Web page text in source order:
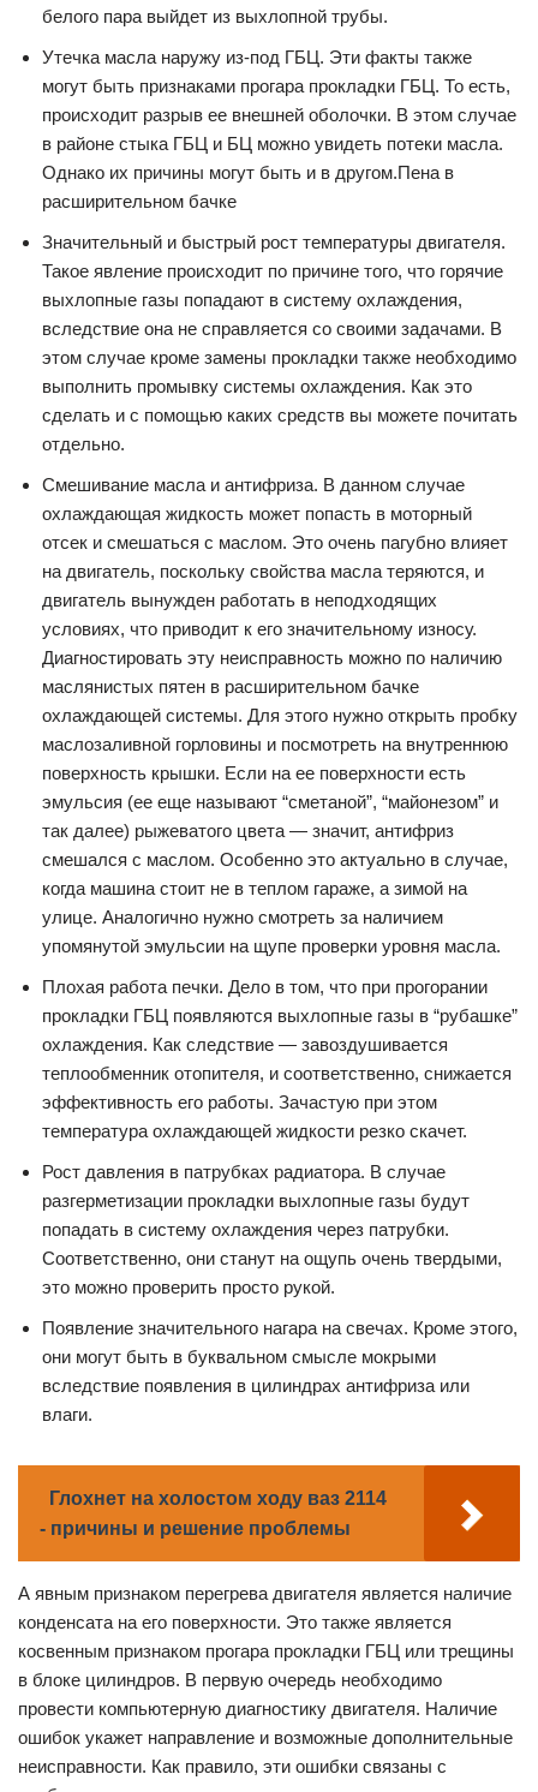
белого пара выйдет из выхлопной трубы.
Утечка масла наружу из-под ГБЦ. Эти факты также
могут быть признаками прогара прокладки ГБЦ. То есть,
происходит разрыв ее внешней оболочки. В этом случае
в районе стыка ГБЦ и БЦ можно увидеть потеки масла.
Однако их причины могут быть и в другом.Пена в
расширительном бачке
Значительный и быстрый рост температуры двигателя.
Такое явление происходит по причине того, что горячие
выхлопные газы попадают в систему охлаждения,
вследствие она не справляется со своими задачами. В
этом случае кроме замены прокладки также необходимо
выполнить промывку системы охлаждения. Как это
сделать и с помощью каких средств вы можете почитать
отдельно.
Смешивание масла и антифриза. В данном случае
охлаждающая жидкость может попасть в моторный
отсек и смешаться с маслом. Это очень пагубно влияет
на двигатель, поскольку свойства масла теряются, и
двигатель вынужден работать в неподходящих
условиях, что приводит к его значительному износу.
Диагностировать эту неисправность можно по наличию
маслянистых пятен в расширительном бачке
охлаждающей системы. Для этого нужно открыть пробку
маслозаливной горловины и посмотреть на внутреннюю
поверхность крышки. Если на ее поверхности есть
эмульсия (ее еще называют “сметаной”, “майонезом” и
так далее) рыжеватого цвета — значит, антифриз
смешался с маслом. Особенно это актуально в случае,
когда машина стоит не в теплом гараже, а зимой на
улице. Аналогично нужно смотреть за наличием
упомянутой эмульсии на щупе проверки уровня масла.
Плохая работа печки. Дело в том, что при прогорании
прокладки ГБЦ появляются выхлопные газы в “рубашке”
охлаждения. Как следствие — завоздушивается
теплообменник отопителя, и соответственно, снижается
эффективность его работы. Зачастую при этом
температура охлаждающей жидкости резко скачет.
Рост давления в патрубках радиатора. В случае
разгерметизации прокладки выхлопные газы будут
попадать в систему охлаждения через патрубки.
Соответственно, они станут на ощупь очень твердыми,
это можно проверить просто рукой.
Появление значительного нагара на свечах. Кроме этого,
они могут быть в буквальном смысле мокрыми
вследствие появления в цилиндрах антифриза или
влаги.
Глохнет на холостом ходу ваз 2114
- причины и решение проблемы
А явным признаком перегрева двигателя является наличие
конденсата на его поверхности. Это также является
косвенным признаком прогара прокладки ГБЦ или трещины
в блоке цилиндров. В первую очередь необходимо
провести компьютерную диагностику двигателя. Наличие
ошибок укажет направление и возможные дополнительные
неисправности. Как правило, эти ошибки связаны с